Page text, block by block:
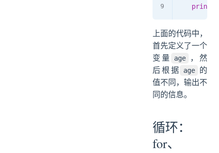
print
上面的代码中，
首先定义了一个
变量
age
，然
后根据
age
的
值不同，输出不
同的信息。
循环：
for、